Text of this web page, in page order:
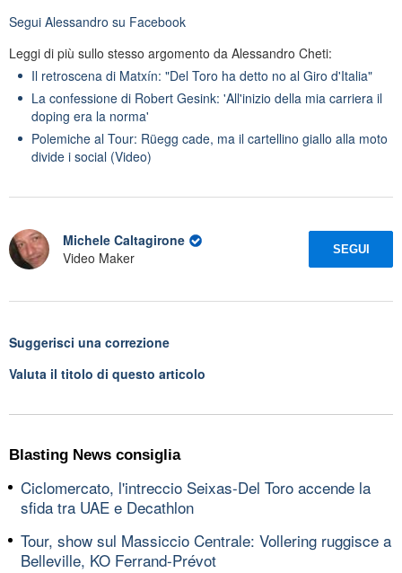
Segui Alessandro su Facebook
Leggi di più sullo stesso argomento da Alessandro Cheti:
Il retroscena di Matxín: "Del Toro ha detto no al Giro d'Italia"
La confessione di Robert Gesink: 'All'inizio della mia carriera il
doping era la norma'
Polemiche al Tour: Rüegg cade, ma il cartellino giallo alla moto
divide i social (Video)
Michele Caltagirone
Video Maker
SEGUI
Suggerisci una correzione
Valuta il titolo di questo articolo
Blasting News consiglia
Ciclomercato, l'intreccio Seixas-Del Toro accende la
sfida tra UAE e Decathlon
Tour, show sul Massiccio Centrale: Vollering ruggisce a
Belleville, KO Ferrand-Prévot